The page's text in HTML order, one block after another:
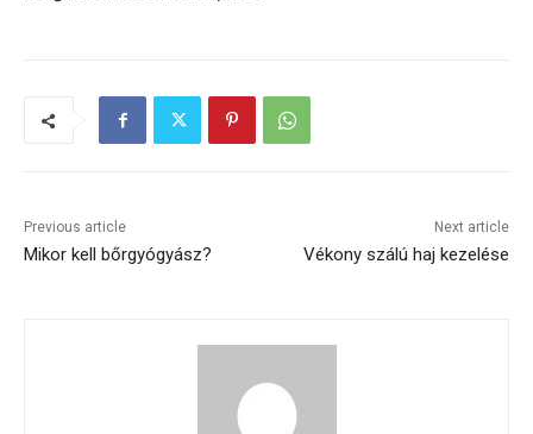
Previous article
Mikor kell bőrgyógyász?
Next article
Vékony szálú haj kezelése